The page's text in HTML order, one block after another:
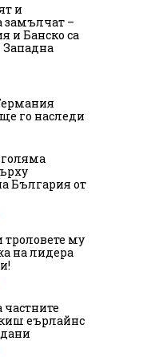
и
замълчат –
и Банско са
Западна
го наследи
България от
му
на лидера
частните
еърлайнс